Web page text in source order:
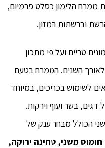
ממרח הלימון כסלט פרמיום,
טריים ועל פי מתכון
השנים. הממרח בטעם
לשימוש בכריכים, במיוחד
דגים, בשר ועוף וירקות.
הכולל מבחר ענק של
חומוס משני, טחינה ירוקה,